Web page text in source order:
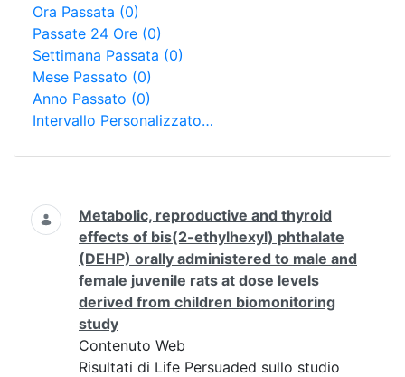
Ora Passata (0)
Passate 24 Ore (0)
Settimana Passata (0)
Mese Passato (0)
Anno Passato (0)
Intervallo Personalizzato…
Ricerca
Metabolic, reproductive and thyroid
effects of bis(2-ethylhexyl) phthalate
(DEHP) orally administered to male and
female juvenile rats at dose levels
derived from children biomonitoring
study
Contenuto Web
Risultati di Life Persuaded sullo studio